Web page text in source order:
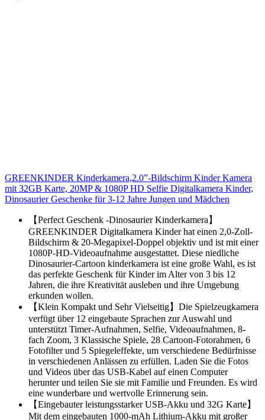
GREENKINDER Kinderkamera,2.0”-Bildschirm Kinder Kamera
mit 32GB Karte, 20MP & 1080P HD Selfie Digitalkamera Kinder,
Dinosaurier Geschenke für 3-12 Jahre Jungen und Mädchen
【Perfect Geschenk -Dinosaurier Kinderkamera】
GREENKINDER Digitalkamera Kinder hat einen 2,0-Zoll-
Bildschirm & 20-Megapixel-Doppel objektiv und ist mit einer
1080P-HD-Videoaufnahme ausgestattet. Diese niedliche
Dinosaurier-Cartoon kinderkamera ist eine große Wahl, es ist
das perfekte Geschenk für Kinder im Alter von 3 bis 12
Jahren, die ihre Kreativität ausleben und ihre Umgebung
erkunden wollen.
【Klein Kompakt und Sehr Vielseitig】Die Spielzeugkamera
verfügt über 12 eingebaute Sprachen zur Auswahl und
unterstützt Timer-Aufnahmen, Selfie, Videoaufnahmen, 8-
fach Zoom, 3 Klassische Spiele, 28 Cartoon-Fotorahmen, 6
Fotofilter und 5 Spiegeleffekte, um verschiedene Bedürfnisse
in verschiedenen Anlässen zu erfüllen. Laden Sie die Fotos
und Videos über das USB-Kabel auf einen Computer
herunter und teilen Sie sie mit Familie und Freunden. Es wird
eine wunderbare und wertvolle Erinnerung sein.
【Eingebauter leistungsstarker USB-Akku und 32G Karte】
Mit dem eingebauten 1000-mAh Lithium-Akku mit großer